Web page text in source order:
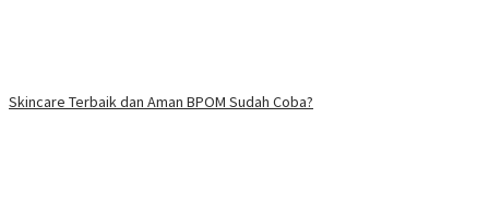
Skincare Terbaik dan Aman BPOM Sudah Coba?